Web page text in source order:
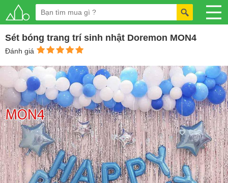
Sét bóng trang trí sinh nhật Doremon MON4
Đánh giá